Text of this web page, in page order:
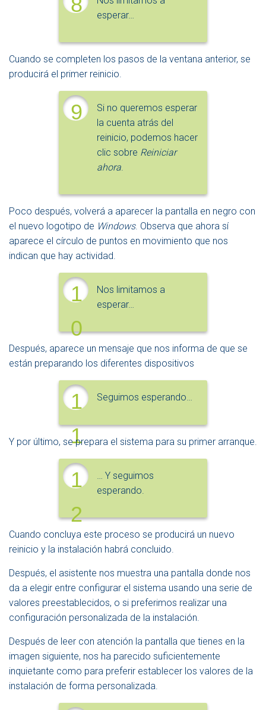
esperar…
Cuando se completen los pasos de la ventana anterior, se
producirá el primer reinicio.
9
Si no queremos esperar
la cuenta atrás del
reinicio, podemos hacer
clic sobre Reiniciar
ahora.
Poco después, volverá a aparecer la pantalla en negro con
el nuevo logotipo de Windows. Observa que ahora sí
aparece el círculo de puntos en movimiento que nos
indican que hay actividad.
1
0
Nos limitamos a
esperar…
Después, aparece un mensaje que nos informa de que se
están preparando los diferentes dispositivos
1
1
Seguimos esperando…
Y por último, se prepara el sistema para su primer arranque.
1
2
… Y seguimos
esperando.
Cuando concluya este proceso se producirá un nuevo
reinicio y la instalación habrá concluido.
Después, el asistente nos muestra una pantalla donde nos
da a elegir entre configurar el sistema usando una serie de
valores preestablecidos, o si preferimos realizar una
configuración personalizada de la instalación.
Después de leer con atención la pantalla que tienes en la
imagen siguiente, nos ha parecido suficientemente
inquietante como para preferir establecer los valores de la
instalación de forma personalizada.